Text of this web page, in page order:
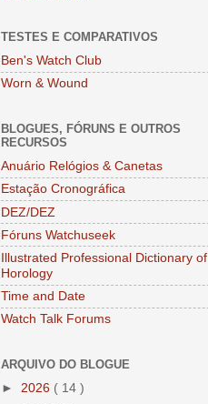
TESTES E COMPARATIVOS
Ben's Watch Club
Worn & Wound
BLOGUES, FÓRUNS E OUTROS
RECURSOS
Anuário Relógios & Canetas
Estação Cronográfica
DEZ/DEZ
Fóruns Watchuseek
Illustrated Professional Dictionary of
Horology
Time and Date
Watch Talk Forums
ARQUIVO DO BLOGUE
► 2026 ( 14 )